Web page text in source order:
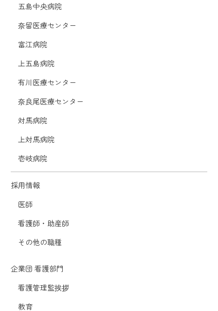
五島中央病院
奈留医療センター
富江病院
上五島病院
有川医療センター
奈良尾医療センター
対馬病院
上対馬病院
壱岐病院
採用情報
医師
看護師・助産師
その他の職種
企業団 看護部門
看護管理監挨拶
教育